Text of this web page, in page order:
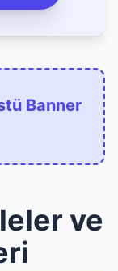
Banner
ve